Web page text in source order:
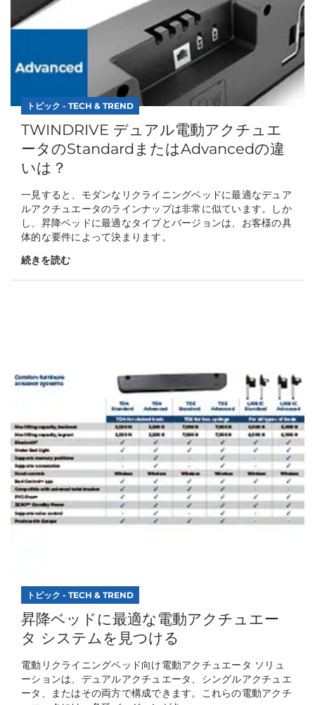
トピック - TECH & TREND
TWINDRIVE デュアル電動アクチュエ
ータのStandardまたはAdvancedの違
いは？
一見すると、モダンなリクライニングベッドに最適なデュア
ルアクチュエータのラインナップは非常に似ています。しか
し、昇降ベッドに最適なタイプとバージョンは、お客様の具
体的な要件によって決まります。
続きを読む
トピック - TECH & TREND
昇降ベッドに最適な電動アクチュエー
タ システムを見つける
電動リクライニングベッド向け電動アクチュエータ ソリュ
ーションは、デュアルアクチュエータ、シングルアクチュエ
ータ、またはその両方で構成できます。これらの電動アクチ